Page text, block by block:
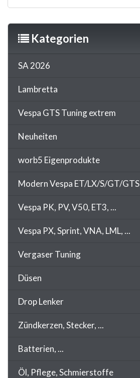
Kategorien
SA 2026
Lambretta
Vespa GTS Tuning extrem
Neuheiten
worb5 Eigenprodukte
Modern Vespa ET/LX/S/GT/GTS
Vespa PK, PV, V50, ET3, ...
Vespa PX, Sprint, VNA, LML, ...
Vergaser Tuning
Düsen
Drop Lenker
Zündkerzen, Stecker, ...
Batterien, ...
Öl, Pflege, Schmierstoffe